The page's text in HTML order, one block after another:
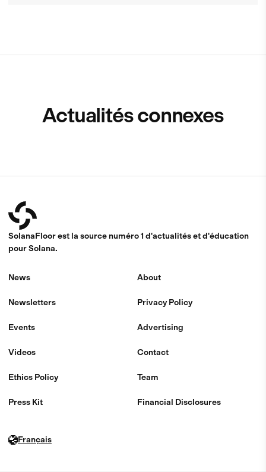
Actualités connexes
SolanaFloor est la source numéro 1 d'actualités et d'éducation
pour Solana.
News
Newsletters
Events
Videos
Ethics Policy
Press Kit
About
Privacy Policy
Advertising
Contact
Team
Financial Disclosures
Français